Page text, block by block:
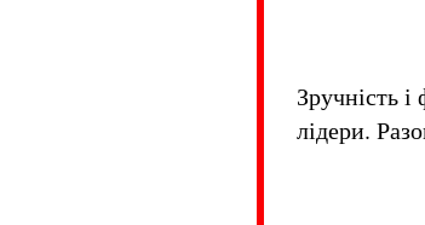
Зручність
лідери.